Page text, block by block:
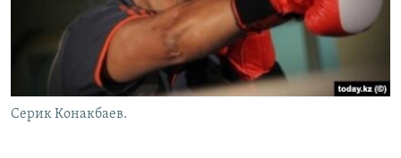
Серик Конакбаев.